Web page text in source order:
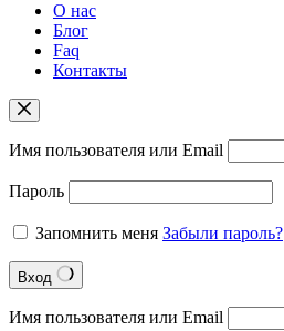
О нас
Блог
Faq
Контакты
Имя пользователя или Email
Пароль
Запомнить меня Забыли пароль?
Вход
Имя пользователя или Email